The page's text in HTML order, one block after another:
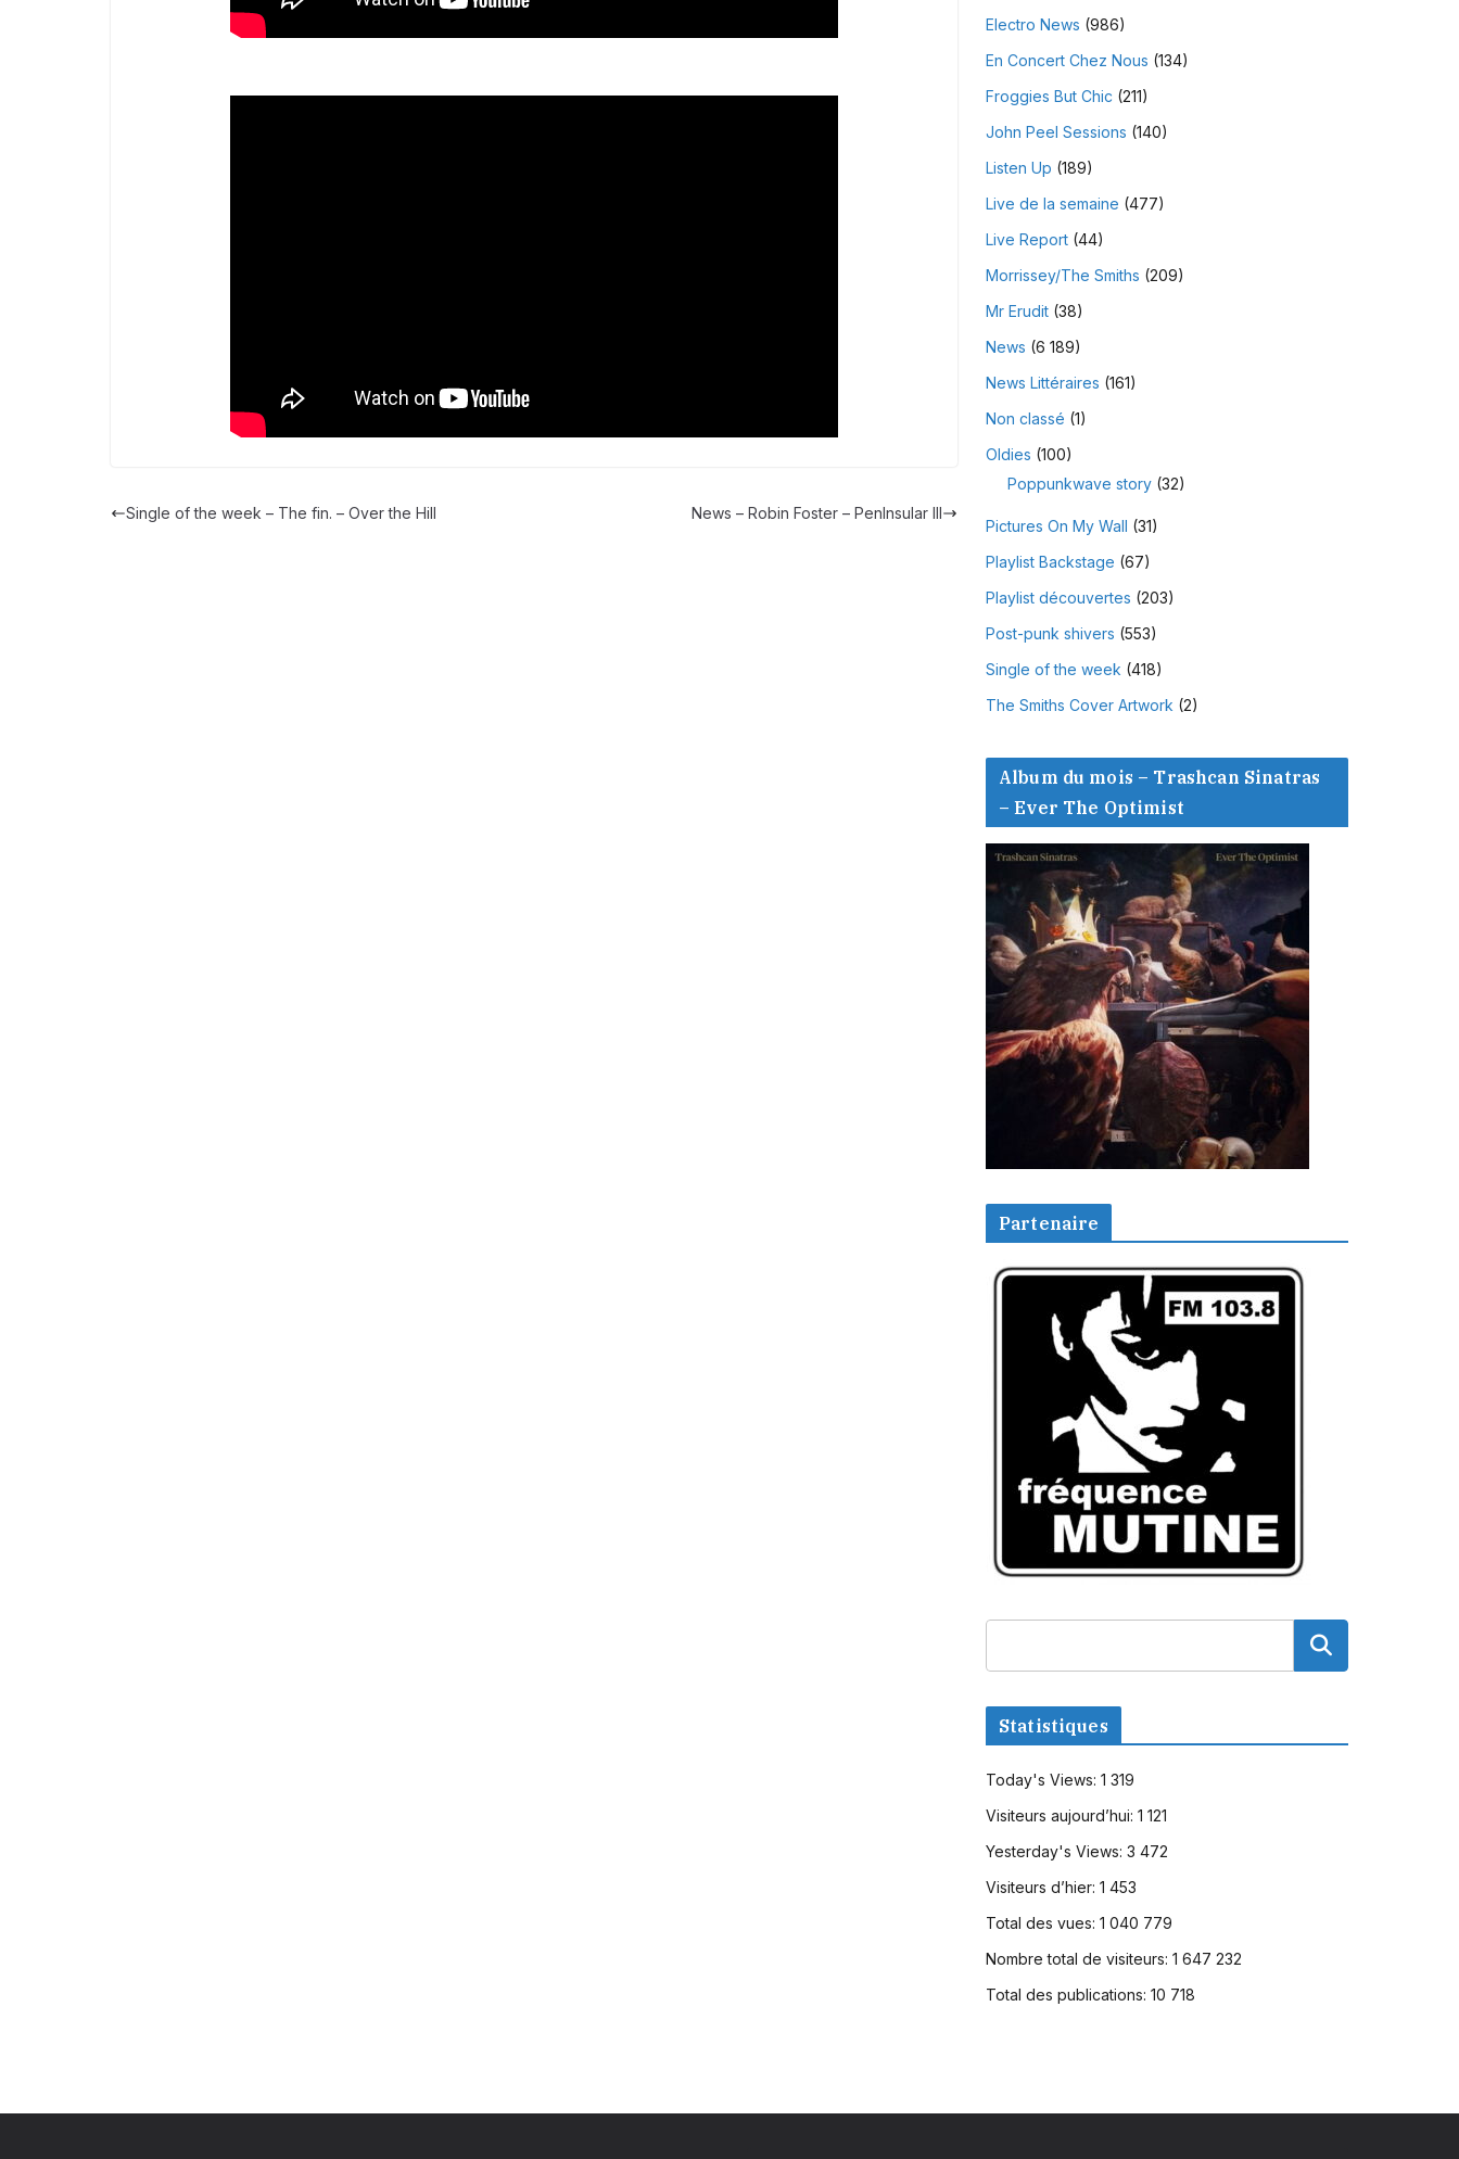
Single of the week – The fin. – Over the Hill News – Robin Foster – PenInsular III
Electro News (986)
En Concert Chez Nous (134)
Froggies But Chic (211)
John Peel Sessions (140)
Listen Up (189)
Live de la semaine (477)
Live Report(44)
Morrissey/The Smiths (209)
Mr Erudit(38)
News (6 189)
News Littéraires (161)
Non classé (1)
Oldies (100)
Poppunkwave story(32)
Pictures On My Wall (31)
Playlist Backstage (67)
Playlist découvertes (203)
Post-punk shivers (553)
Single of the week (418)
The Smiths Cover Artwork (2)
Album du mois – Trashcan Sinatras
– Ever The Optimist
Partenaire
Statistiques
Today's Views: 1 319
Visiteurs aujourd’hui: 1 121
Yesterday's Views: 3 472
Visiteurs d’hier: 1 453
Total des vues: 1 040 779
Nombre total de visiteurs: 1 647 232
Total des publications: 10 718